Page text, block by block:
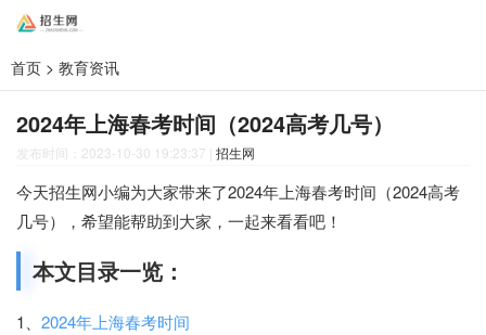
首页 > 教育资讯
2024年上海春考时间（2024高考几号）
发布时间：2023-10-30 19:23:37 | 招生网
今天招生网小编为大家带来了2024年上海春考时间（2024高考
几号），希望能帮助到大家，一起来看看吧！
本文目录一览：
1、 2024年上海春考时间